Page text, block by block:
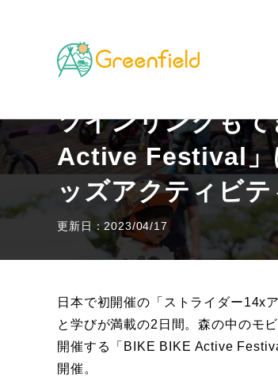
TOP その他のフィールド ツイン
ツインリンクも
Active Festival」
ッズアクティビ
更新日：2023/04/17
日本で初開催の「ストライダー14x
と学びが満載の2日間。森の中のモ
開催する「BIKE BIKE Active
開催。